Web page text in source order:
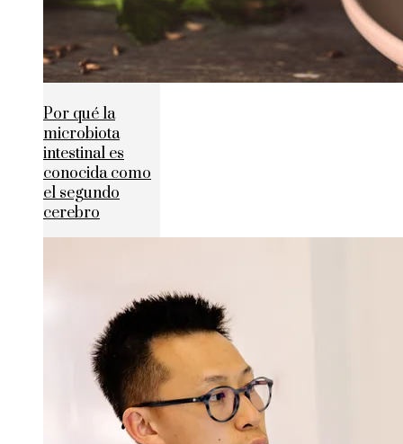
Por qué la
microbiota
intestinal es
conocida como
el segundo
cerebro